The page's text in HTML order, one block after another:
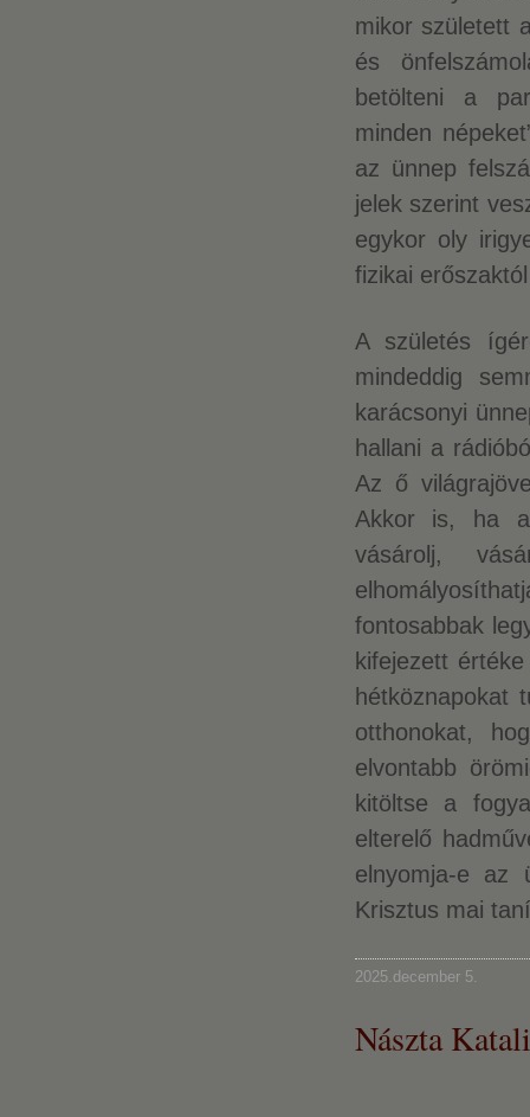
mikor született
és
betölteni a
minden
az ünnep
jelek szerint
egykor oly
fizikai
A születés
mindeddig
karácsonyi
hallani a
Az ő
Akkor is, ha a
vásárolj,
fontosabbak
kifejezett
hétköznapokat
otthonokat,
elvontabb
kitöltse a
elterelő
elnyomja-e az
Krisztus mai
2025.december 5.
Nászta